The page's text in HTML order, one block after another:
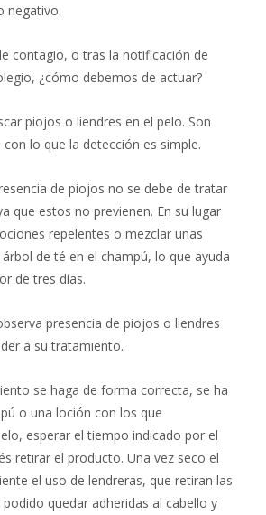
negativo.
contagio, o tras la notificación de
¿cómo debemos de actuar?
piojos o liendres en el pelo. Son
lo que la detección es simple.
de piojos no se debe de tratar
que estos no previenen. En su lugar
repelentes o mezclar unas
de té en el champú, lo que ayuda
de tres días.
presencia de piojos o liendres
a su tratamiento.
se haga de forma correcta, se ha
o una loción con los que
esperar el tiempo indicado por el
retirar el producto. Una vez seco el
el uso de lendreras, que retiran las
quedar adheridas al cabello y